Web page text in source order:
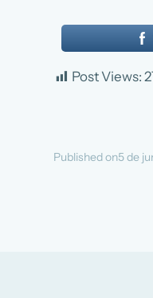
Post Views:
Published on5 de